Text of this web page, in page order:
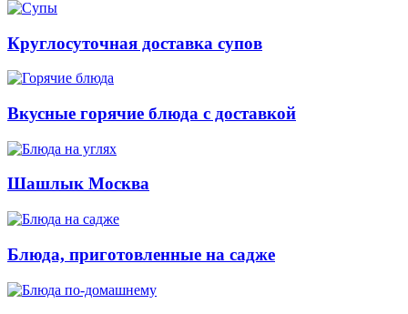
Круглосуточная доставка супов
Вкусные горячие блюда с доставкой
Шашлык Москва
Блюда, приготовленные на садже